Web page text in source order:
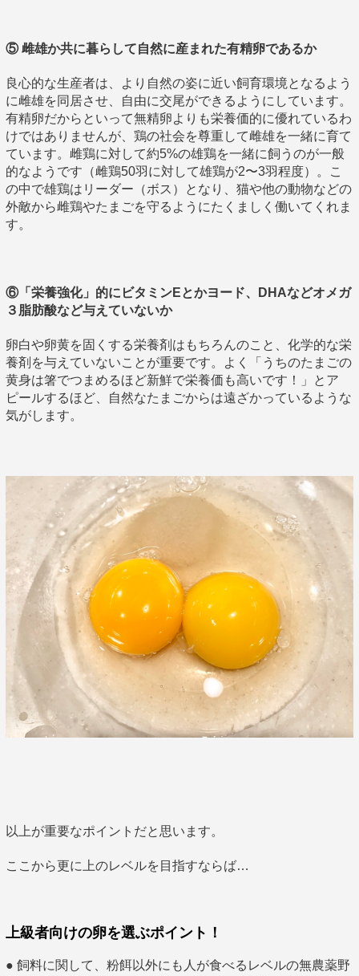
⑤ 雌雄か共に暮らして自然に産まれた有精卵であるか
良心的な生産者は、より自然の姿に近い飼育環境となるよう
に雌雄を同居させ、自由に交尾ができるようにしています。
有精卵だからといって無精卵よりも栄養価的に優れているわ
けではありませんが、鶏の社会を尊重して雌雄を一緒に育て
ています。雌鶏に対して約5%の雄鶏を一緒に飼うのが一般
的なようです（雌鶏50羽に対して雄鶏が2〜3羽程度）。こ
の中で雄鶏はリーダー（ボス）となり、猫や他の動物などの
外敵から雌鶏やたまごを守るようにたくましく働いてくれま
す。
⑥「栄養強化」的にビタミンEとかヨード、DHAなどオメガ
３脂肪酸など与えていないか
卵白や卵黄を固くする栄養剤はもちろんのこと、化学的な栄
養剤を与えていないことが重要です。よく「うちのたまごの
黄身は箸でつまめるほど新鮮で栄養価も高いです！」とア
ピールするほど、自然なたまごからは遠ざかっているような
気がします。
以上が重要なポイントだと思います。
ここから更に上のレベルを目指すならば…
上級者向けの卵を選ぶポイント！
● 飼料に関して、粉餌以外にも人が食べるレベルの無農薬野